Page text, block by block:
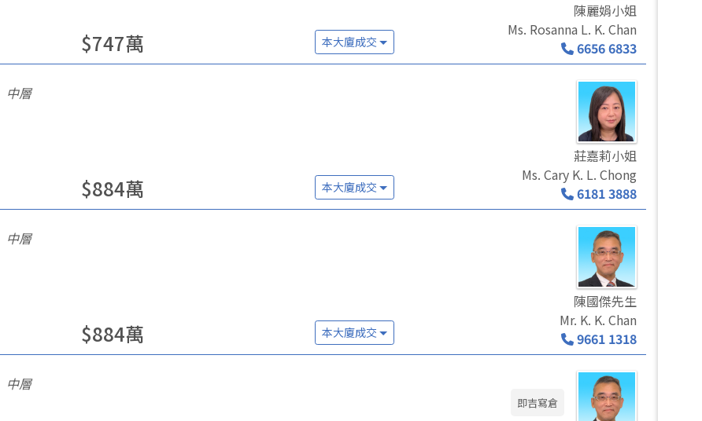
$747萬 本大廈成交
陳麗娟小姐
Ms. Rosanna L. K. Chan
6656 6833
中層
$884萬 本大廈成交
莊嘉莉小姐
Ms. Cary K. L. Chong
6181 3888
中層
$884萬 本大廈成交
陳國傑先生
Mr. K. K. Chan
9661 1318
中層
即吉寫倉